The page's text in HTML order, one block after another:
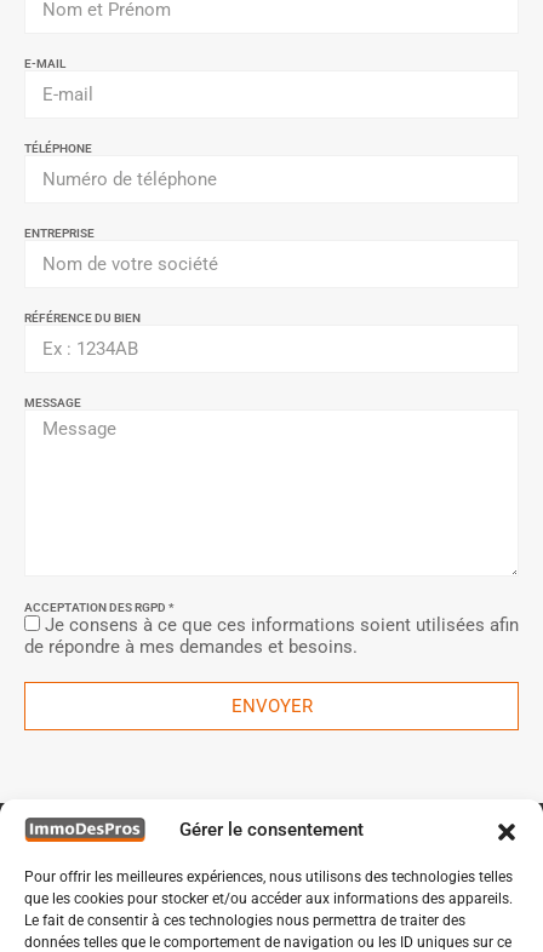
Gérer le consentement
Pour offrir les meilleures expériences, nous utilisons des technologies telles
que les cookies pour stocker et/ou accéder aux informations des appareils.
Le fait de consentir à ces technologies nous permettra de traiter des
données telles que le comportement de navigation ou les ID uniques sur ce
E-MAIL
TÉLÉPHONE
ENTREPRISE
RÉFÉRENCE DU BIEN
MESSAGE
ACCEPTATION DES RGPD *
Je consens à ce que ces informations soient utilisées afin
de répondre à mes demandes et besoins.
ENVOYER